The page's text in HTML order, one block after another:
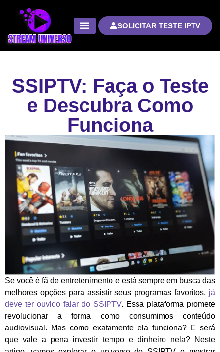
SOLICITAR TESTE IPTV
SSIPTV: Faça o Teste
e Descubra Como
Funciona
Se você é fã de entretenimento e está sempre em busca das
melhores opções para assistir seus programas favoritos, já
deve ter ouvido falar do SSIPTV. Essa plataforma promete
revolucionar a forma como consumimos conteúdo
audiovisual. Mas como exatamente ela funciona? E será
que vale a pena investir tempo e dinheiro nela? Neste